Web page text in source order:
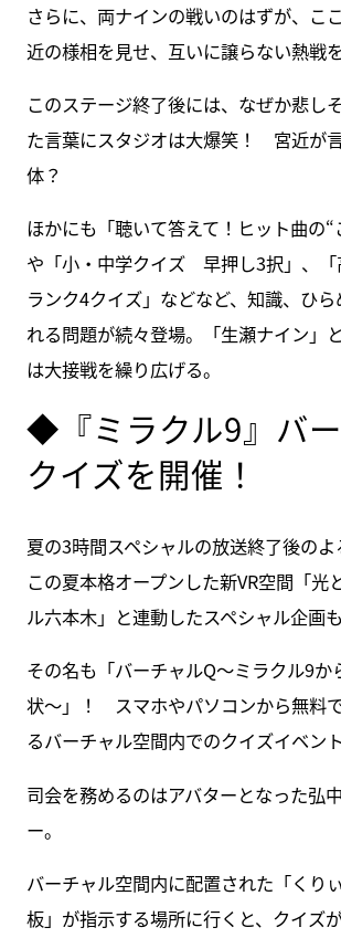
さらに、両ナインの戦いのはずが、こ
近の様相を見せ、互いに譲らない熱戦
このステージ終了後には、なぜか悲し
た言葉にスタジオは大爆笑！ 宮近が
体？
ほかにも「聴いて答えて！ヒット曲の“
や「小・中学クイズ 早押し3択」、「
ランク4クイズ」などなど、知識、ひ
れる問題が続々登場。「生瀬ナイン」
は大接戦を繰り広げる。
◆『ミラクル9』バ
クイズを開催！
夏の3時間スペシャルの放送終了後のよ
この夏本格オープンした新VR空間「光
ル六本木」と連動したスペシャル企画も
その名も「バーチャルQ〜ミラクル9か
状〜」！ スマホやパソコンから無料
るバーチャル空間内でのクイズイベン
司会を務めるのはアバターとなった弘
ー。
バーチャル空間内に配置された「くり
板」が指示する場所に行くと、クイズ